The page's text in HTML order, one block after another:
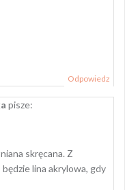
Odpowiedz
pisze:
skręcana. Z
lina akrylowa, gdy